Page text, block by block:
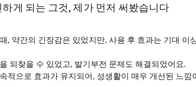
게 되는 그것, 제가 먼저 써봤습니다
, 약간의 긴장감은 있었지만, 사용 후 효과는 기대 이
되찾을 수 있었고, 발기부전 문제도 해결되었어요.
적으로 효과가 유지되어, 성생활이 매우 개선된 느낌